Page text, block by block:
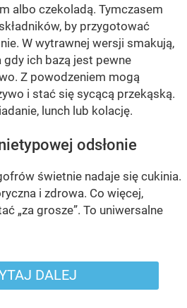
albo czekoladą. Tymczasem
by przygotować
W wytrawnej wersji smakują,
gdy ich bazą jest pewne
Z powodzeniem mogą
i stać się sycącą przekąską.
lunch lub kolację.
odsłonie
świetnie nadaje się cukinia.
i zdrowa. Co więcej,
„za grosze”. To uniwersalne
DALEJ